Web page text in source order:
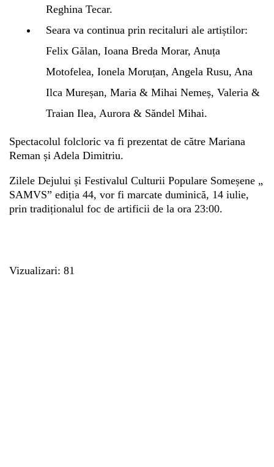
Reghina Tecar.
Seara va continua prin recitaluri ale artiștilor:
Felix Gălan, Ioana Breda Morar, Anuța
Motofelea, Ionela Moruțan, Angela Rusu, Ana
Ilca Mureșan, Maria & Mihai Nemeș, Valeria &
Traian Ilea, Aurora & Săndel Mihai.
Spectacolul folcloric va fi prezentat de către Mariana
Reman și Adela Dimitriu.
Zilele Dejului și Festivalul Culturii Populare Someșene „
SAMVS” ediția 44, vor fi marcate duminică, 14 iulie,
prin tradiționalul foc de artificii de la ora 23:00.
Vizualizari: 81